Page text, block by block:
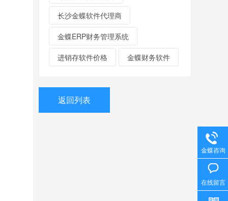
长沙金蝶软件代理商
金蝶ERP财务管理系统
进销存软件价格 金蝶财务软件
返回列表
金蝶咨询
在线留言